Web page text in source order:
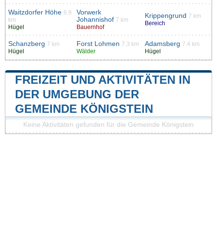
Waitzdorfer Höhe 6.9
km
Hügel
Vorwerk
Johannishof 7 km
Bauernhof
Krippengrund 7 km
Bereich
Schanzberg 7 km
Hügel
Forst Lohmen 7.3 km
Wälder
Adamsberg 7.4 km
Hügel
FREIZEIT UND AKTIVITÄTEN IN
DER UMGEBUNG DER
GEMEINDE KÖNIGSTEIN
Keine Aktivitäten gefunden für die Gemeinde Königstein